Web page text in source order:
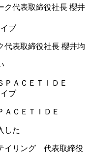
ブ
代表取締役社長 櫻井均
ブ
ＡＣＥＴＩＤＥ
した